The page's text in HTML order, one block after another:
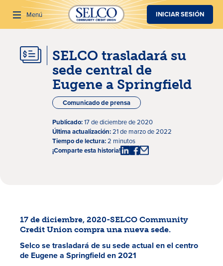
SALTAR AL CONTENIDO PRINCIPAL
Menú INICIAR SESIÓN
SELCO trasladará su
sede central de
Eugene a Springfield
Comunicado de prensa
Publicado:17 de diciembre de 2020
Última actualización:21 de marzo de 2022
Tiempo de lectura:2 minutos
¡Comparte esta historia!
17 de diciembre, 2020-SELCO Community
Credit Union compra una nueva sede.
Selco se trasladará de su sede actual en el centro
de Eugene a Springfield en 2021